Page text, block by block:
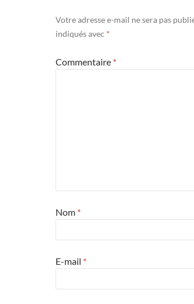
Votre adresse e-mail ne sera pas
indiqués avec *
Commentaire *
Nom *
E-mail *